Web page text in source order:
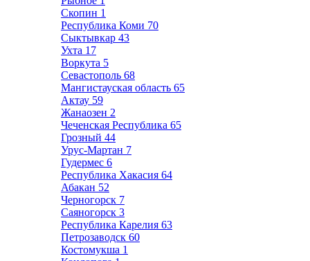
Скопин 1
Республика Коми 70
Сыктывкар 43
Ухта 17
Воркута 5
Севастополь 68
Мангистауская область 65
Актау 59
Жанаозен 2
Чеченская Республика 65
Грозный 44
Урус-Мартан 7
Гудермес 6
Республика Хакасия 64
Абакан 52
Черногорск 7
Саяногорск 3
Республика Карелия 63
Петрозаводск 60
Костомукша 1